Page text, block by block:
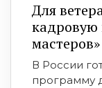
Для
кадровую
мастеров»
В России
программу